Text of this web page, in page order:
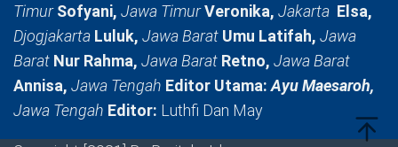
TimurSofyani, Jawa TimurVeronika, Jakarta Elsa,
Djogjakarta Luluk, Jawa Barat Umu Latifah, Jawa
Barat Nur Rahma, Jawa Barat Retno, Jawa Barat
Annisa, Jawa Tengah Editor Utama:Ayu Maesaroh,
Jawa Tengah Editor: Luthfi Dan May